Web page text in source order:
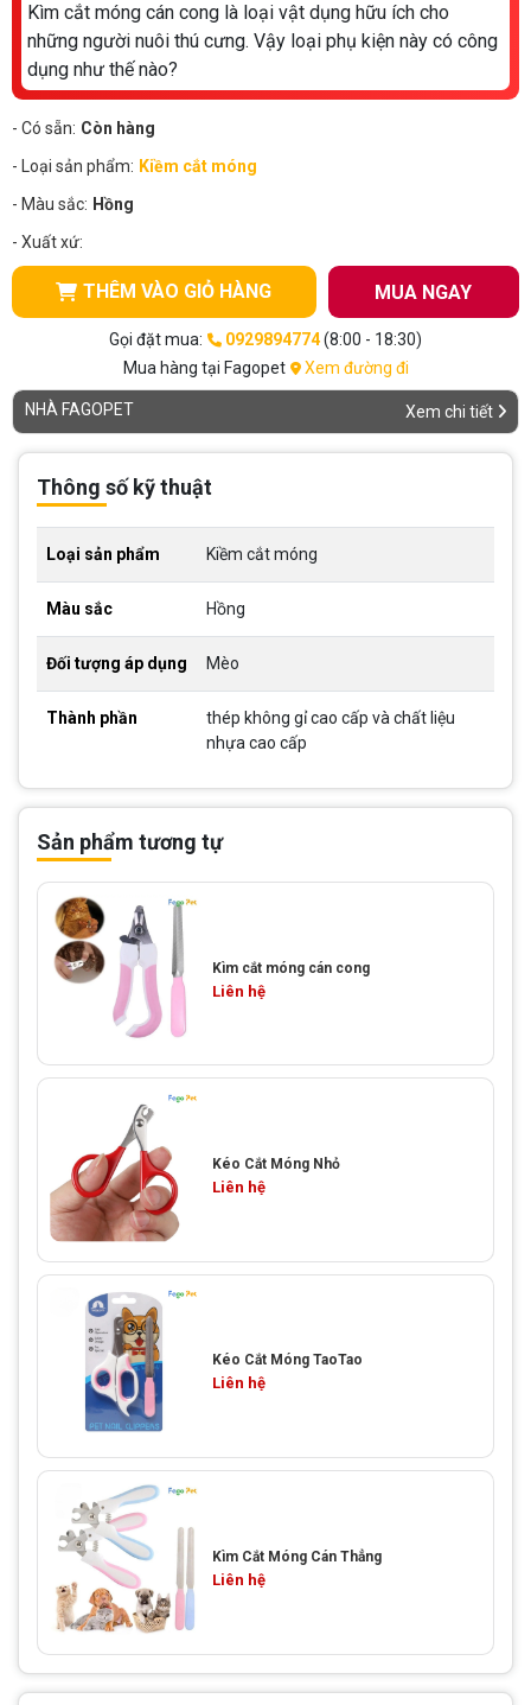
TỔNG ĐÀI TƯ VẤN
Kìm cắt móng cán cong là loại vật dụng hữu ích cho
những người nuôi thú cưng. Vậy loại phụ kiện này có công
dụng như thế nào?
- Có sẵn: Còn hàng
- Loại sản phẩm: Kiềm cắt móng
- Màu sắc: Hồng
- Xuất xứ:
THÊM VÀO GIỎ HÀNG MUA NGAY
Gọi đặt mua: 0929894774(8:00 - 18:30)
Mua hàng tại Fagopet
Xem đường đi
NHÀ FAGOPET Xem chi tiết
Thông số kỹ thuật
Loại sản phẩm Kiềm cắt móng
Màu sắc Hồng
Đối tượng áp dụng Mèo
Thành phần
thép không gỉ cao cấp và chất liệu
nhựa cao cấp
Sản phẩm tương tự
Kìm cắt móng cán cong
Liên hệ
Kéo Cắt Móng Nhỏ
Liên hệ
Kéo Cắt Móng TaoTao
Liên hệ
Kìm Cắt Móng Cán Thẳng
Liên hệ